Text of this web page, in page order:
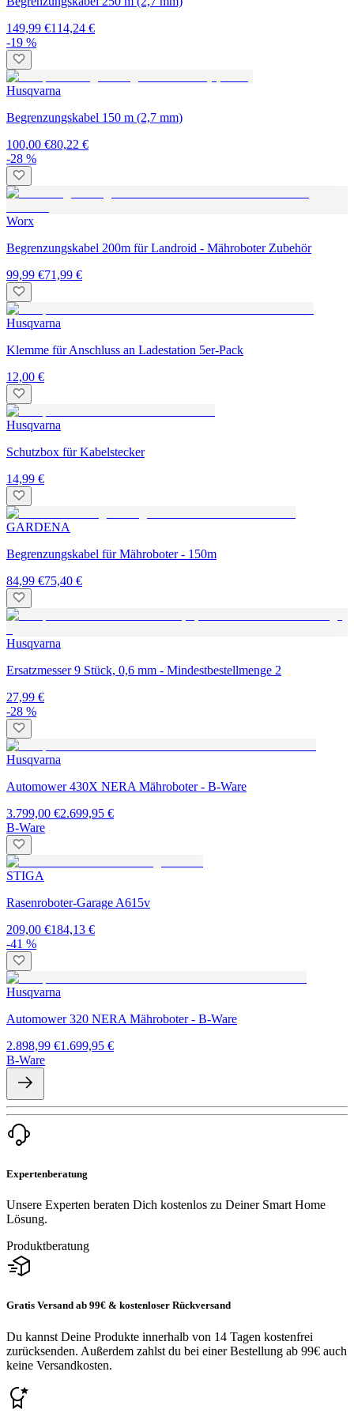
149,99 €114,24 €
-19 %
Husqvarna
Begrenzungskabel 150 m (2,7 mm)
100,00 €80,22 €
-28 %
Worx
Begrenzungskabel 200m für Landroid - Mähroboter Zubehör
99,99 €71,99 €
Husqvarna
Klemme für Anschluss an Ladestation 5er-Pack
12,00 €
Husqvarna
Schutzbox für Kabelstecker
14,99 €
GARDENA
Begrenzungskabel für Mähroboter - 150m
84,99 €75,40 €
Husqvarna
Ersatzmesser 9 Stück, 0,6 mm - Mindestbestellmenge 2
27,99 €
-28 %
Husqvarna
Automower 430X NERA Mähroboter - B-Ware
3.799,00 €2.699,95 €
B-Ware
STIGA
Rasenroboter-Garage A615v
209,00 €184,13 €
-41 %
Husqvarna
Automower 320 NERA Mähroboter - B-Ware
2.898,99 €1.699,95 €
B-Ware
Expertenberatung
Unsere Experten beraten Dich kostenlos zu Deiner Smart Home
Lösung.
Produktberatung
Gratis Versand ab 99€ & kostenloser Rückversand
Du kannst Deine Produkte innerhalb von 14 Tagen kostenfrei
zurücksenden. Außerdem zahlst du bei einer Bestellung ab 99€ auch
keine Versandkosten.